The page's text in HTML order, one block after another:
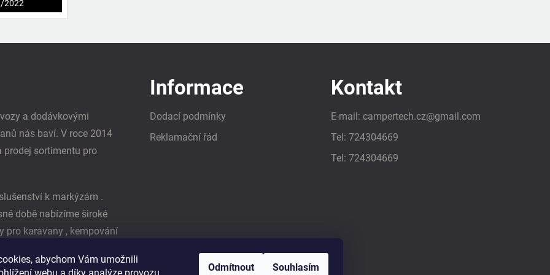
abychom Vám umožnili
Odmítnout Souhlasím
2022
a dodávkovými
nás baví. V roce 2014
prodej sortimentu pro
k markýzám .
době nabízíme široké
pro karavany , kempování
Reimo
Informace
Dodací podmínky
Reklamační řád
Kontakt
E-mail: campertech.cz@gmail.com
Tel: 724304669
Tel: 724304669